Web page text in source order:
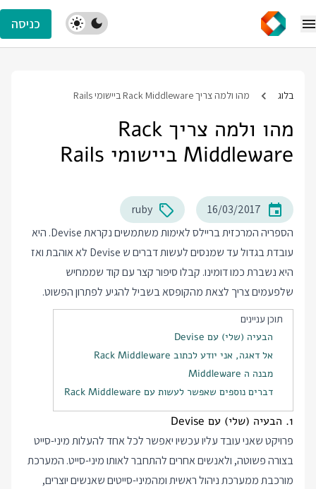
כניסה
בלוג מהו ולמה צריך Rack Middleware ביישומי Rails
מהו ולמה צריך Rack
Middleware ביישומי Rails
16/03/2017
ruby
הספריה המרכזית בריילס לאימות משתמשים נקראת Devise. היא
עובדת בגדול עד שמנסים לעשות דברים ש Devise לא אוהבת ואז
היא נשברת כמו דומינו. קבלו סיפור קצר עם קוד שממחיש
שלפעמים צריך לצאת מהקופסא בשביל להגיע לפתרון הפשוט.
תוכן עניינים
הבעיה (שלי) עם Devise
אל דאגה, אני יודע לכתוב Rack Middleware
מבנה ה Middleware
דברים נוספים שאפשר לעשות עם Rack Middleware
1. הבעיה (שלי) עם Devise
פרויקט שאני עובד עליו עכשיו יאפשר לכל אחד להעלות מיני-סייט
בצורה פשוטה, ולאנשים אחרים להתחבר לאותו מיני-סייט. המערכת
מורכבת ממערכת ניהול ראשית ומהמיני-סייטים שאנשים יוצרים,